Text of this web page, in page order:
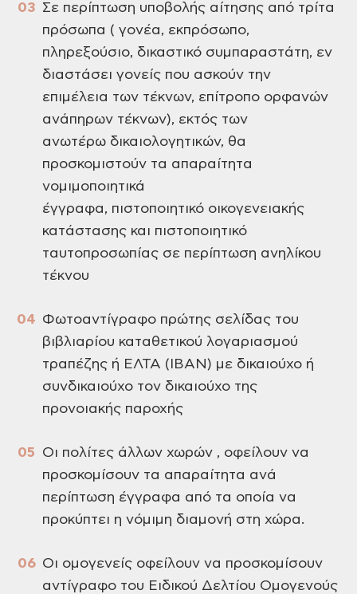
Σε περίπτωση υποβολής αίτησης από τρίτα
πρόσωπα ( γονέα, εκπρόσωπο,
πληρεξούσιο, δικαστικό συμπαραστάτη, εν
διαστάσει γονείς που ασκούν την
επιμέλεια των τέκνων, επίτροπο ορφανών
ανάπηρων τέκνων), εκτός των
ανωτέρω δικαιολογητικών, θα
προσκομιστούν τα απαραίτητα
νομιμοποιητικά
έγγραφα, πιστοποιητικό οικογενειακής
κατάστασης και πιστοποιητικό
ταυτοπροσωπίας σε περίπτωση ανηλίκου
τέκνου
Φωτοαντίγραφο πρώτης σελίδας του
βιβλιαρίου καταθετικού λογαριασμού
τραπέζης ή ΕΛΤΑ (ΙΒΑΝ) με δικαιούχο ή
συνδικαιούχο τον δικαιούχο της
προνοιακής παροχής
Οι πολίτες άλλων χωρών , οφείλουν να
προσκομίσουν τα απαραίτητα ανά
περίπτωση έγγραφα από τα οποία να
προκύπτει η νόμιμη διαμονή στη χώρα.
Οι ομογενείς οφείλουν να προσκομίσουν
αντίγραφο του Ειδικού Δελτίου Ομογενούς